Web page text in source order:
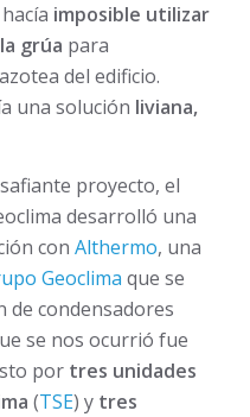
imposible utilizar
grúa para
del edificio.
una solución liviana,
proyecto, el
desarrolló una
con Althermo, una
Geoclima que se
de condensadores
se nos ocurrió fue
por tres unidades
(TSE) y tres